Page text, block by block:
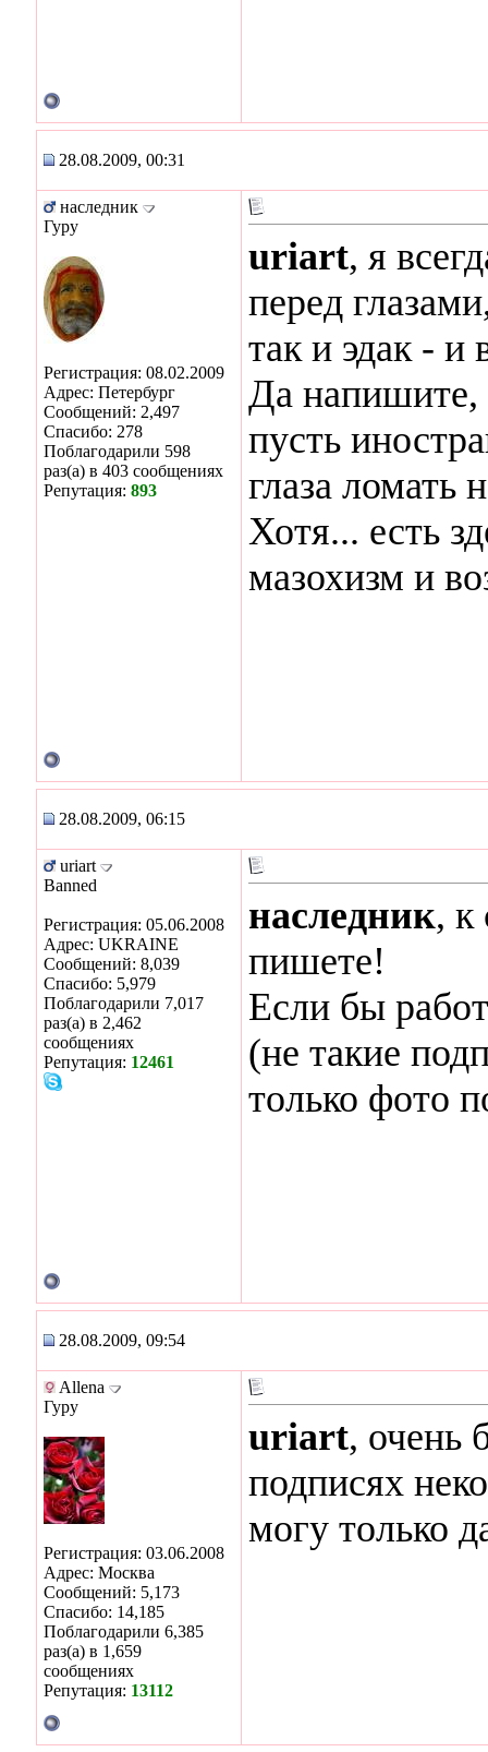
28.08.2009, 00:31
наследник
Гуру
Регистрация: 08.02.2009
Адрес: Петербург
Сообщений: 2,497
Спасибо: 278
Поблагодарили 598
раз(а) в 403 сообщениях
Репутация: 893
uriart, я
перед
так и эдак - и
Да напишите,
пусть
глаза ломать
Хотя... есть
мазохизм и
28.08.2009, 06:15
uriart
Banned
Регистрация: 05.06.2008
Адрес: UKRAINE
Сообщений: 8,039
Спасибо: 5,979
Поблагодарили 7,017
раз(а) в 2,462
сообщениях
Репутация: 12461
наследник, к
пишете!
Если бы
(не такие
только фото
28.08.2009, 09:54
Allena
Гуру
Регистрация: 03.06.2008
Адрес: Москва
Сообщений: 5,173
Спасибо: 14,185
Поблагодарили 6,385
раз(а) в 1,659
сообщениях
Репутация: 13112
uriart, очень
подписях
могу только